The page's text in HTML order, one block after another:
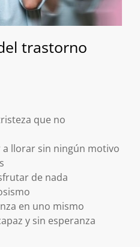
trastorno
que no
a llorar sin ningún motivo
de nada
en uno mismo
y sin esperanza